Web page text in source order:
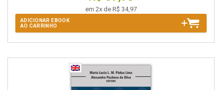
em 2x de R$ 34,97
ADICIONAR EBOOK
AO CARRINHO